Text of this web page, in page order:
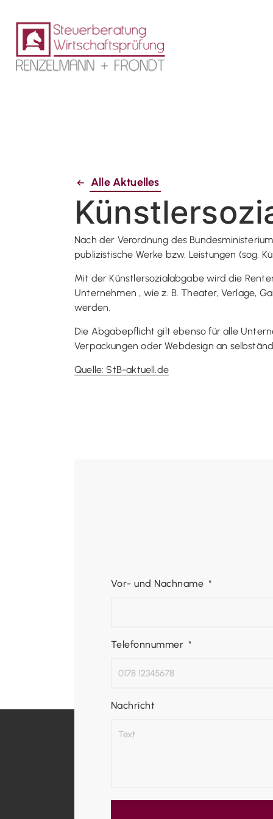
Alle Aktuelles
Nach der Verordnung des
publizistische Werke bzw. Leistungen (sog.
Mit der Künstlersozialabgabe wird die
Unternehmen , wie z. B. Theater, Verlage,
werden.
Die Abgabepflicht gilt ebenso für alle
Verpackungen oder Webdesign an
Quelle: StB-aktuell.de
Vor- und Nachname
Telefonnummer
Nachricht